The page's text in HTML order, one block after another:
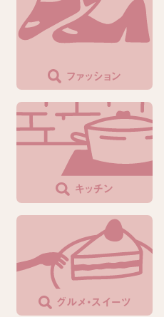
ファッション
キッチン
グルメ・スイーツ